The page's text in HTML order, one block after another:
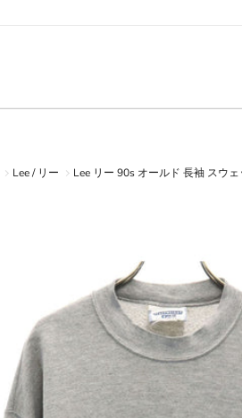
Lee / リー Lee リー 90s オールド 長袖 スウ